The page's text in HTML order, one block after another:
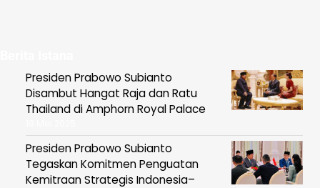
Presiden Prabowo Subianto
Disambut Hangat Raja dan Ratu
Thailand di Amphorn Royal Palace
Presiden Prabowo Subianto
Tegaskan Komitmen Penguatan
Kemitraan Strategis Indonesia–